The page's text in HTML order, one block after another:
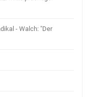
- Walch: "Der